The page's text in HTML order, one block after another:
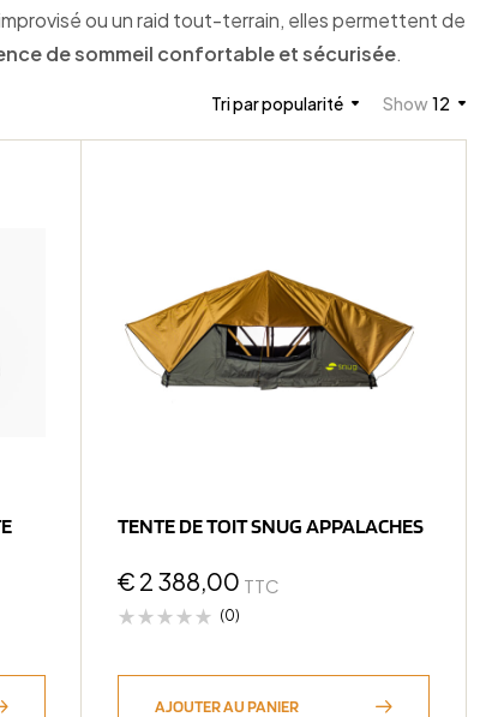
ou un raid tout-terrain, elles permettent de
de sommeil confortable et sécurisée.
Tri par popularité Show12
TENTE DE TOIT SNUG APPALACHES
€ 2 388,00 TTC
(0)
AJOUTER AU PANIER